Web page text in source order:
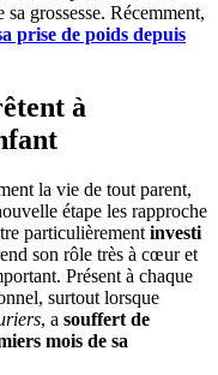
grossesse. Récemment,
prise de poids depuis
à
la vie de tout parent,
étape les rapproche
particulièrementinvesti
son rôle très à cœur et
Présent à chaque
surtout lorsque
, a souffert de
mois de sa